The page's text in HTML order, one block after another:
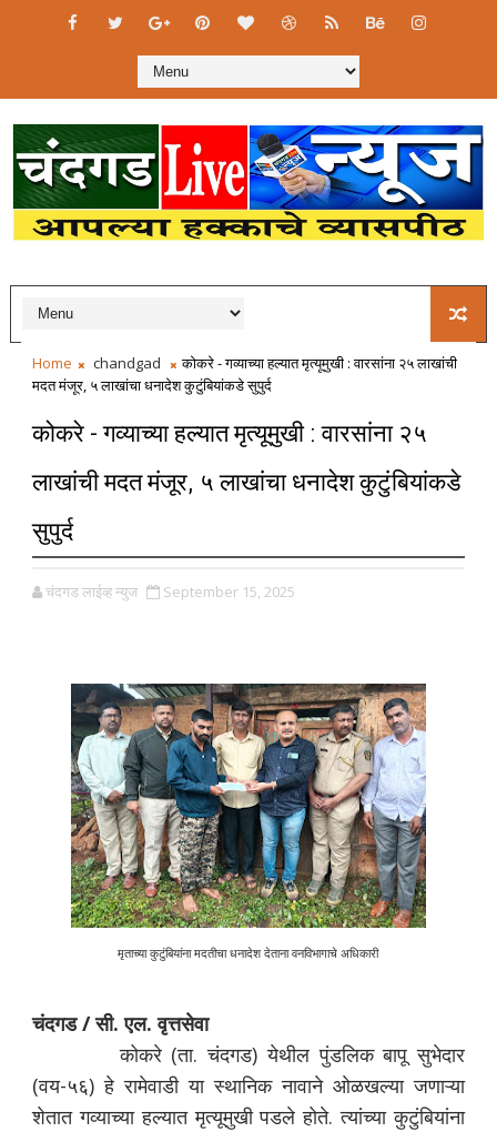
Home chandgad
कोकरे - गव्याच्या हल्यात मृत्यूमुखी : वारसांना २५ लाखांची
मदत मंजूर, ५ लाखांचा धनादेश कुटुंबियांकडे सुपुर्द
कोकरे - गव्याच्या हल्यात मृत्यूमुखी : वारसांना २५
लाखांची मदत मंजूर, ५ लाखांचा धनादेश कुटुंबियांकडे
सुपुर्द
चंदगड लाईव्ह न्युज September 15, 2025
मृताच्या कुटुंबियांना मदतीचा धनादेश देताना वनविभागाचे अधिकारी
चंदगड / सी. एल. वृत्तसेवा
कोकरे (ता. चंदगड) येथील पुंडलिक बापू सुभेदार
(वय-५६) हे रामेवाडी या स्थानिक नावाने ओळखल्या जणाऱ्या
शेतात गव्याच्या हल्यात मृत्यूमुखी पडले होते. त्यांच्या कुटुंबियांना